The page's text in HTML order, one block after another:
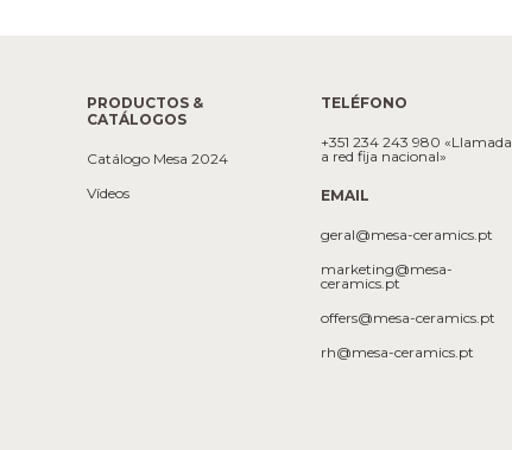
PRODUCTOS &
CATÁLOGOS
Catálogo Mesa 2024
Vídeos
TELÉFONO
+351 234 243 980 «Llamada
a red fija nacional»
EMAIL
geral@mesa-ceramics.pt
marketing@mesa-
ceramics.pt
offers@mesa-ceramics.pt
rh@mesa-ceramics.pt